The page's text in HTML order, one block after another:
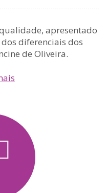
apresentado
diferenciais dos
de Oliveira.